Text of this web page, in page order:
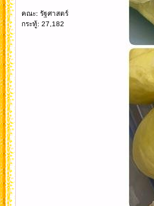
คณะ: รัฐศาสตร์
กระทู้: 27,182